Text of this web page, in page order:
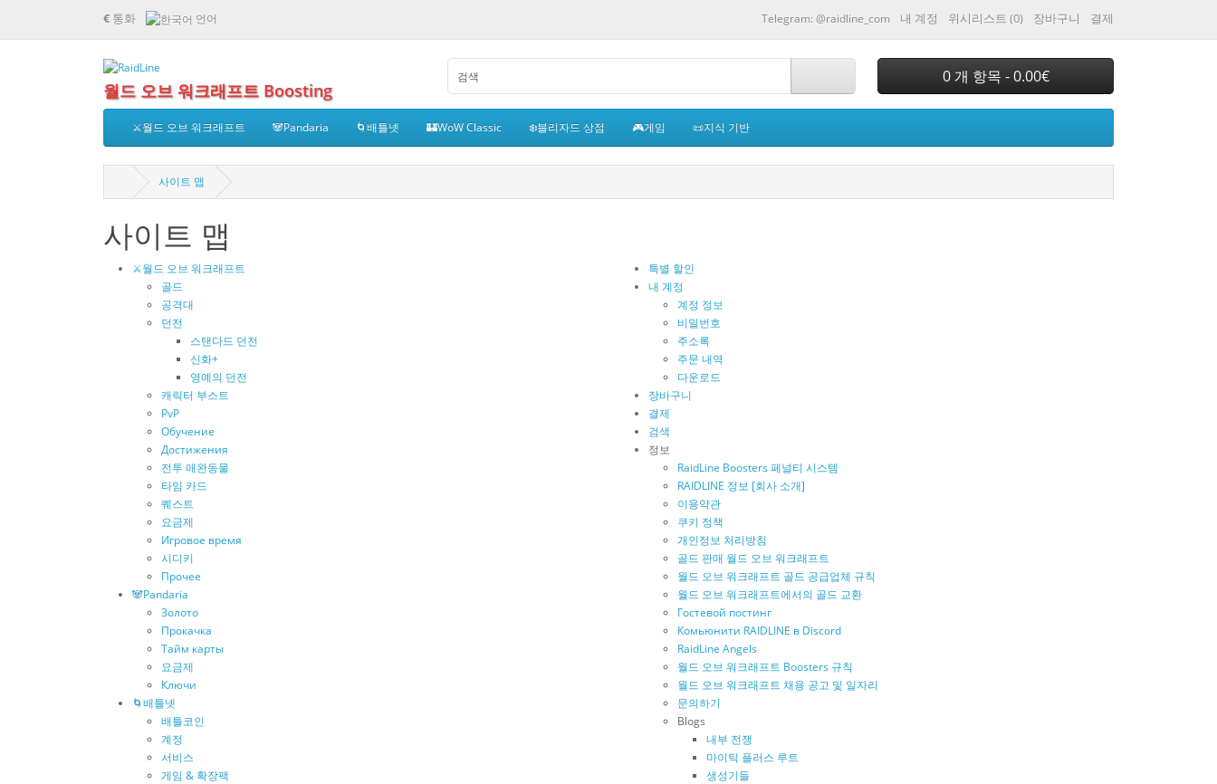
€ 통화 언어 Telegram: @raidline_com 내 계정 위시리스트 (0) 장바구니 결제
월드 오브 워크래프트 Boosting
0 개 항목 - 0.00€
⚔️월드 오브 워크래프트 🐼Pandaria 🌀배틀넷 🏰WoW Classic ❄️블리자드 상점 🎮게임 📜지식 기반
사이트 맵
사이트 맵
⚔️월드 오브 워크래프트
골드
공격대
던전
스탠다드 던전
신화+
영예의 던전
캐릭터 부스트
PvP
Обучение
Достижения
전투 애완동물
타임 카드
퀘스트
요금제
Игровое время
시디키
Прочее
🐼Pandaria
Золото
Прокачка
Тайм карты
요금제
Ключи
🌀배틀넷
배틀코인
계정
서비스
게임 & 확장팩
특별 할인
내 계정
계정 정보
비밀번호
주소록
주문 내역
다운로드
장바구니
결제
검색
정보
RaidLine Boosters 페널티 시스템
RAIDLINE 정보 [회사 소개]
이용약관
쿠키 정책
개인정보 처리방침
골드 판매 월드 오브 워크래프트
월드 오브 워크래프트 골드 공급업체 규칙
월드 오브 워크래프트에서의 골드 교환
Гостевой постинг
Комьюнити RAIDLINE в Discord
RaidLine Angels
월드 오브 워크래프트 Boosters 규칙
월드 오브 워크래프트 채용 공고 및 일자리
문의하기
Blogs
내부 전쟁
마이틱 플러스 루트
생성기들